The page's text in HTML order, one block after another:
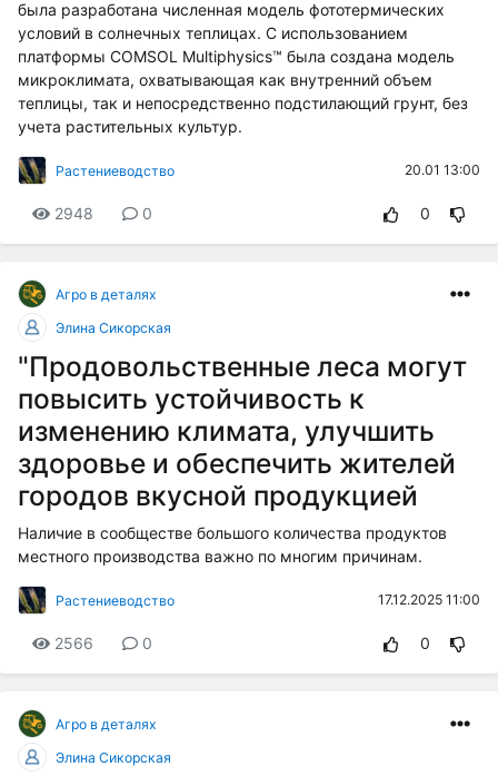
была разработана численная модель фототермических
условий в солнечных теплицах. С использованием
платформы COMSOL Multiphysics™ была создана модель
микроклимата, охватывающая как внутренний объем
теплицы, так и непосредственно подстилающий грунт, без
учета растительных культур.
Растениеводство 20.01 13:00
2948 0 0
Агро в деталях
Элина Сикорская
"Продовольственные леса могут
повысить устойчивость к
изменению климата, улучшить
здоровье и обеспечить жителей
городов вкусной продукцией
Наличие в сообществе большого количества продуктов
местного производства важно по многим причинам.
Растениеводство 17.12.2025 11:00
2566 0 0
Агро в деталях
Элина Сикорская